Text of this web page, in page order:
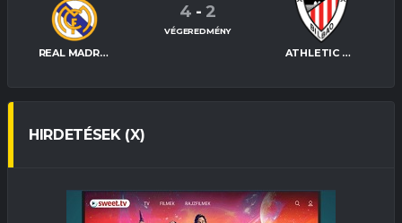
REAL MADRID ATHLETIC BILBAO
4 - 2
VÉGEREDMÉNY
HIRDETÉSEK (X)